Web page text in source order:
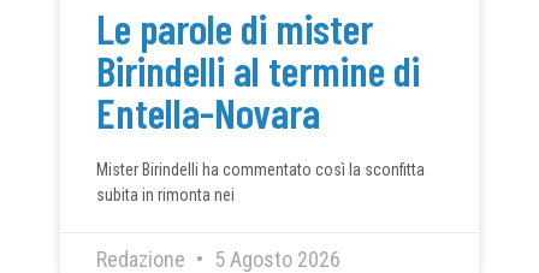
Le parole di mister
Birindelli al termine di
Entella-Novara
Mister Birindelli ha commentato così la sconfitta
subita in rimonta nei
Redazione 5 Agosto 2026